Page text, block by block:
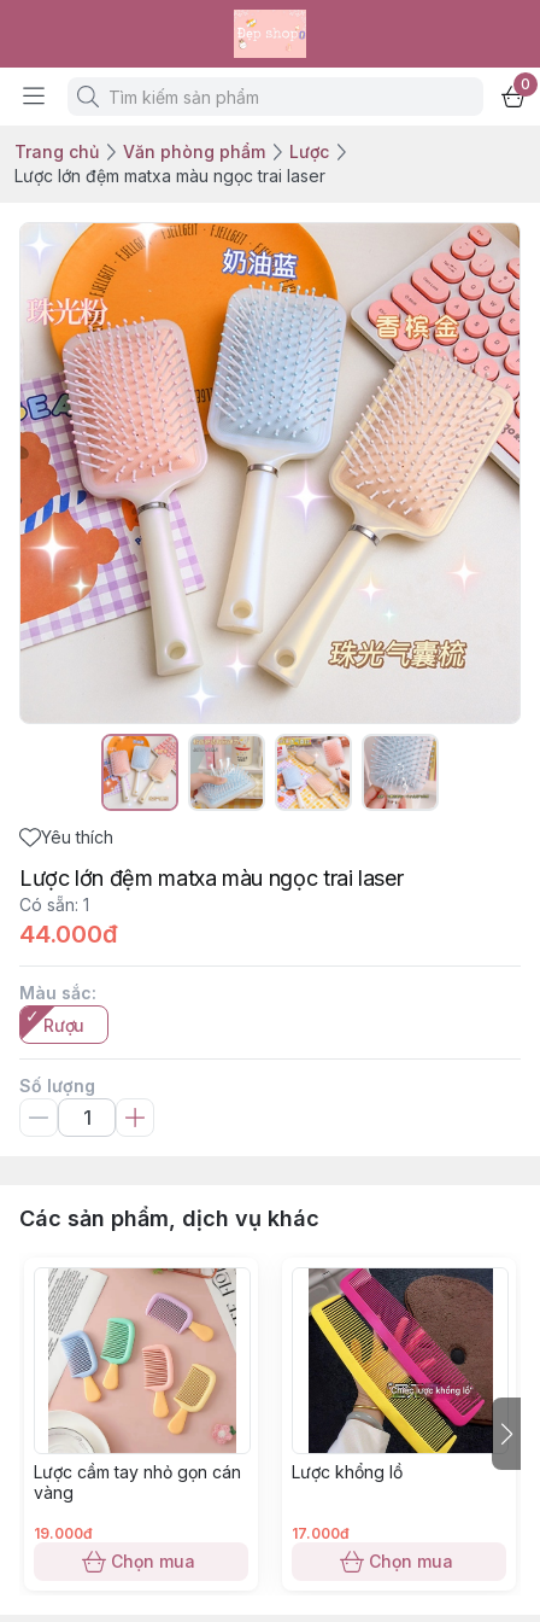
0
Trang chủ Văn phòng phẩm
Lược
Lược lớn đệm matxa màu ngọc trai laser
Yêu thích
Lược lớn đệm matxa màu ngọc trai laser
Có sẵn: 1
44.000đ
Màu sắc:
Rượu
Số lượng
Các sản phẩm, dịch vụ khác
Lược cầm tay nhỏ gọn cán
vàng
19.000đ
Chọn mua
Lược khổng lồ
17.000đ
Chọn mua